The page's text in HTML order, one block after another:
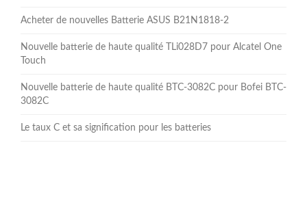
Acheter de nouvelles Batterie ASUS B21N1818-2
Nouvelle batterie de haute qualité TLi028D7 pour Alcatel One
Touch
Nouvelle batterie de haute qualité BTC-3082C pour Bofei BTC-
3082C
Le taux C et sa signification pour les batteries